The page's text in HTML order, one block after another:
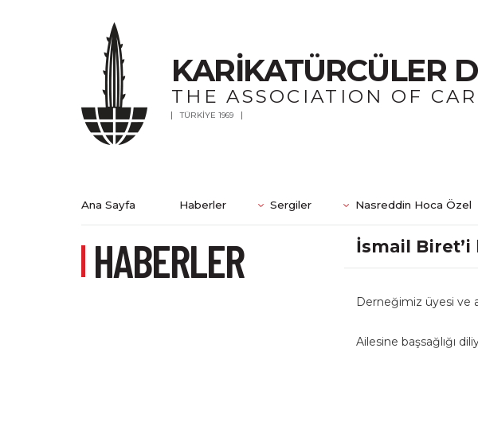
KARİKATÜRCÜLER
THE ASSOCIATION OF
TÜRKİYE 1969
Ana Sayfa Haberler Sergiler Nasreddin Hoca Özel
HABERLER İsmail
Derneğimiz üyesi ve
Ailesine başsağlığı